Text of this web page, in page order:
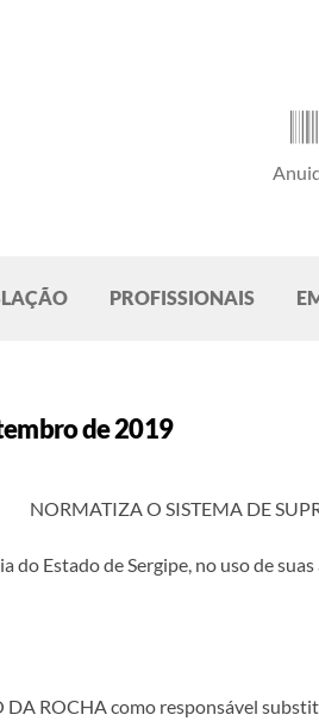
PROFISSIONAIS
de 2019
NORMATIZA O SISTEMA DE
Estado de Sergipe, no uso de suas
DA ROCHA como responsável